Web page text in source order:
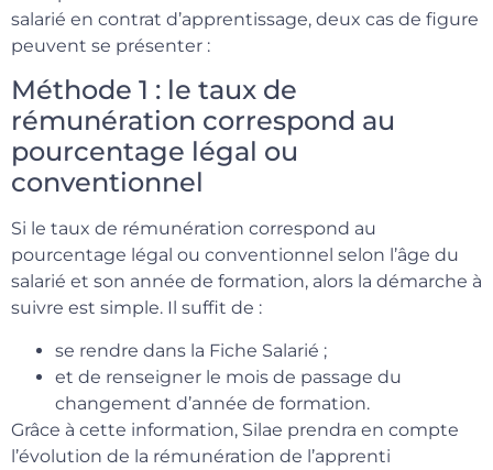
salarié en contrat d’apprentissage, deux cas de figure
peuvent se présenter :
Méthode 1 : le taux de
rémunération correspond au
pourcentage légal ou
conventionnel
Si le taux de rémunération correspond au
pourcentage légal ou conventionnel selon l’âge du
salarié et son année de formation, alors la démarche à
suivre est simple. Il suffit de :
se rendre dans la Fiche Salarié ;
et de renseigner le mois de passage du
changement d’année de formation.
Grâce à cette information, Silae prendra en compte
l’évolution de la rémunération de l’apprenti